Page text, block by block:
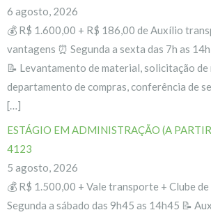
6 agosto, 2026
💰 R$ 1.600,00 + R$ 186,00 de Auxílio
vantagens ⏰ Segunda a sexta das 7h as
📝 Levantamento de material, solicitação
departamento de compras, conferência de
[…]
ESTÁGIO EM ADMINISTRAÇÃO (A
4123
5 agosto, 2026
💰 R$ 1.500,00 + Vale transporte + Clube
Segunda a sábado das 9h45 as 14h45 📝